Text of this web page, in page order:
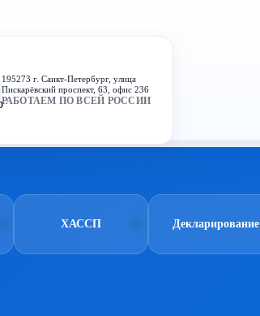
195273 г. Санкт-Петербург, улица
Пискарёвский проспект, 63, офис 236
РАБОТАЕМ ПО ВСЕЙ РОССИИ
ХАССП Декларирование